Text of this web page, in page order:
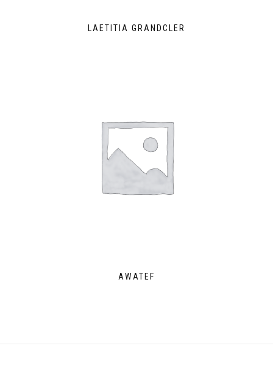
LAETITIA GRANDCLER
AWATEF